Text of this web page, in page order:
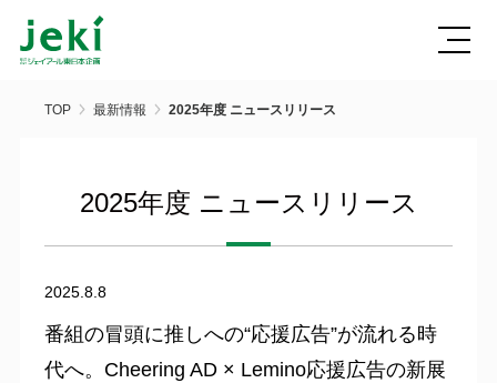
TOP 最新情報 2025年度 ニュースリリース
2025年度 ニュースリリース
2025.8.8
番組の冒頭に推しへの“応援広告”が流れる時
代へ。Cheering AD × Lemino応援広告の新展